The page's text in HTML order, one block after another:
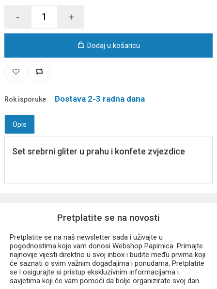
- +
Dodaj u košaricu
Rok isporuke Dostava 2-3 radna dana
Opis
Set srebrni gliter u prahu i konfete zvjezdice
Pretplatite se na novosti
Pretplatite se na naš newsletter sada i uživajte u
pogodnostima koje vam donosi Webshop Papirnica. Primajte
najnovije vijesti direktno u svoj inbox i budite među prvima koji
će saznati o svim važnim događajima i ponudama. Pretplatite
se i osigurajte si pristup ekskluzivnim informacijama i
savjetima koji će vam pomoći da bolje organizirate svoj dan.